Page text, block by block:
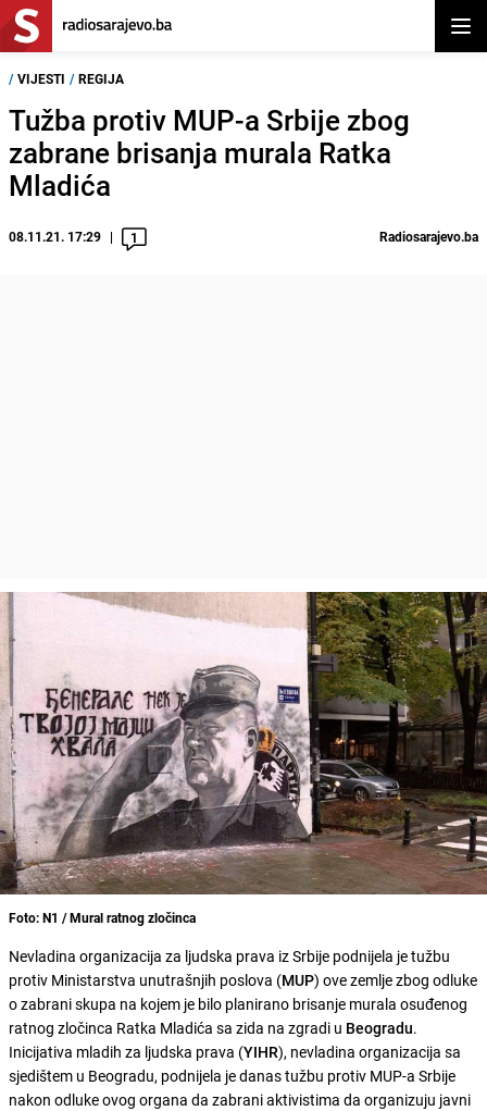
/ VIJESTI / REGIJA
Tužba protiv MUP-a Srbije zbog
zabrane brisanja murala Ratka
Mladića
08.11.21. 17:29 1 Radiosarajevo.ba
Foto: N1 / Mural ratnog zločinca
Nevladina organizacija za ljudska prava iz Srbije podnijela je tužbu
protiv Ministarstva unutrašnjih poslova (MUP) ove zemlje zbog odluke
o zabrani skupa na kojem je bilo planirano brisanje murala osuđenog
ratnog zločinca Ratka Mladića sa zida na zgradi u Beogradu.
Inicijativa mladih za ljudska prava (YIHR), nevladina organizacija sa
sjedištem u Beogradu, podnijela je danas tužbu protiv MUP-a Srbije
nakon odluke ovog organa da zabrani aktivistima da organizuju javni